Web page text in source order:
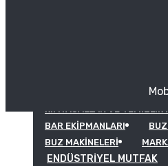
KIMYASALLAR VE TEMIZLIK
BAR EKIPMANLARI
BUZ MAKINELERI
ENDÜSTRIYEL MUTFAK